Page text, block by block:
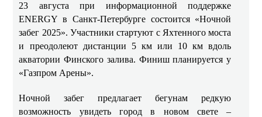
23 августа при информационной поддержке
ENERGY в Санкт-Петербурге состоится «Ночной
забег 2025». Участники стартуют с Яхтенного моста
и преодолеют дистанции 5 км или 10 км вдоль
акватории Финского залива. Финиш планируется у
«Газпром Арены».
Ночной забег предлагает бегунам редкую
возможность увидеть город в новом свете –